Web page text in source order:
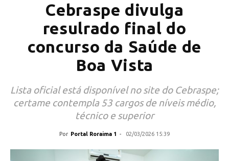
Cebraspe divulga
resulrado final do
concurso da Saúde de
Boa Vista
Lista oficial está disponível no site do Cebraspe;
certame contempla 53 cargos de níveis médio,
técnico e superior
Por Portal Roraima 1 - 02/03/2026 15:39